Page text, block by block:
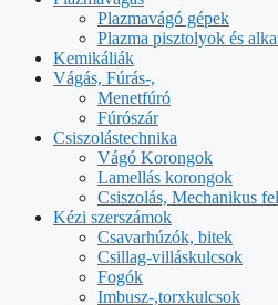
Plazmavágó gépek
Plazma pisztolyok és
Kemikáliák
Vágás, Fúrás-,
Menetfúró
Fúrószár
Csiszolástechnika
Vágó Korongok
Lamellás korongok
Csiszolás, Mechanikus
Kézi szerszámok
Csavarhúzók, bitek
Csillag-villáskulcsok
Fogók
Imbusz-,torxkulcsok